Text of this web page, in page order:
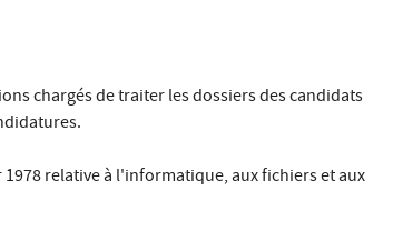
chargés de traiter les dossiers des candidats
1978 relative à l'informatique, aux fichiers et aux